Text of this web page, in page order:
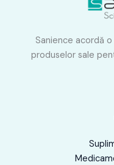
Sanience acordă
produselor sale